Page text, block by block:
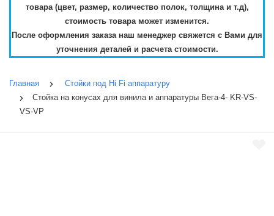
товара (цвет, размер, количество полок, толщина и т.д),
стоимость товара может изменится.
После оформления заказа наш менеджер свяжется с Вами для
уточнения деталей и расчета стоимости.
Главная
Стойки под Hi Fi аппаратуру
Cтойка на конусах для винила и аппаратуры Вега-4- KR-VS-
VS-VP